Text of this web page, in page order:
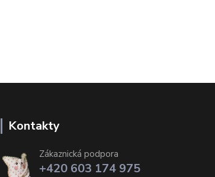
Kontakty
Zákaznická podpora
+420 603 174 975